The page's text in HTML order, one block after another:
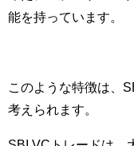
能を持っています。
このような特徴は、
考えられます。